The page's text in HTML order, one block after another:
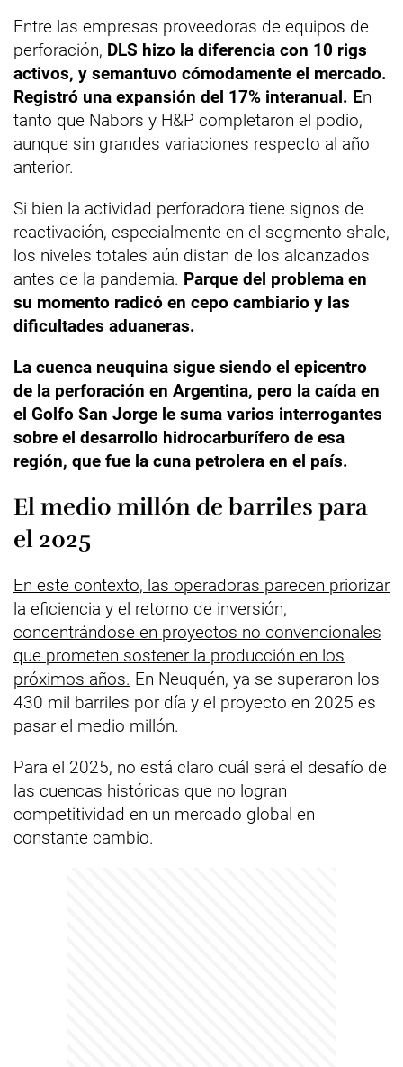
Entre las empresas proveedoras de equipos de
perforación, DLS hizo la diferencia con 10 rigs
activos, y semantuvo cómodamente el mercado.
Registró una expansión del 17% interanual. En
tanto que Nabors y H&P completaron el podio,
aunque sin grandes variaciones respecto al año
anterior.
Si bien la actividad perforadora tiene signos de
reactivación, especialmente en el segmento shale,
los niveles totales aún distan de los alcanzados
antes de la pandemia. Parque del problema en
su momento radicó en cepo cambiario y las
dificultades aduaneras.
La cuenca neuquina sigue siendo el epicentro
de la perforación en Argentina, pero la caída en
el Golfo San Jorge le suma varios interrogantes
sobre el desarrollo hidrocarburífero de esa
región, que fue la cuna petrolera en el país.
El medio millón de barriles para
el 2025
En este contexto, las operadoras parecen priorizar
la eficiencia y el retorno de inversión,
concentrándose en proyectos no convencionales
que prometen sostener la producción en los
próximos años. En Neuquén, ya se superaron los
430 mil barriles por día y el proyecto en 2025 es
pasar el medio millón.
Para el 2025, no está claro cuál será el desafío de
las cuencas históricas que no logran
competitividad en un mercado global en
constante cambio.